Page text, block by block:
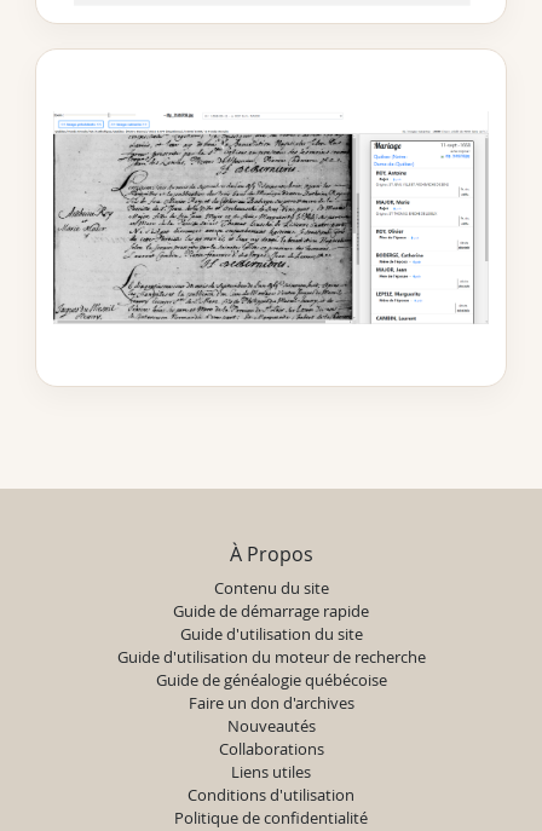
À Propos
Contenu du site
Guide de démarrage rapide
Guide d'utilisation du site
Guide d'utilisation du moteur de recherche
Guide de généalogie québécoise
Faire un don d'archives
Nouveautés
Collaborations
Liens utiles
Conditions d'utilisation
Politique de confidentialité